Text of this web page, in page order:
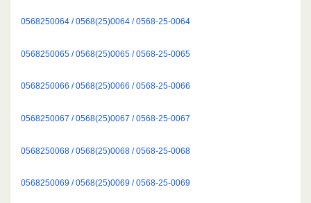
0568250064 / 0568(25)0064 / 0568-25-0064
0568250065 / 0568(25)0065 / 0568-25-0065
0568250066 / 0568(25)0066 / 0568-25-0066
0568250067 / 0568(25)0067 / 0568-25-0067
0568250068 / 0568(25)0068 / 0568-25-0068
0568250069 / 0568(25)0069 / 0568-25-0069